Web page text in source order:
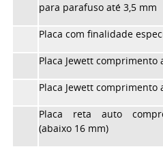
para parafuso até 3,5 mm
Placa com finalidade
Placa Jewett comprimento
Placa Jewett comprimento
Placa reta auto
(abaixo 16 mm)